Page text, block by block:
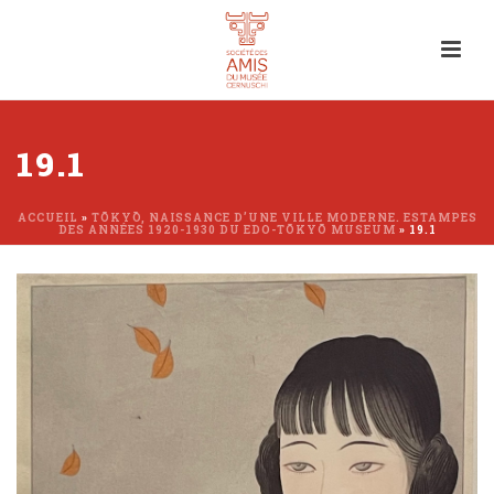
19.1
ACCUEIL » TŌKYŌ, NAISSANCE D’UNE VILLE MODERNE. ESTAMPES
DES ANNÉES 1920-1930 DU EDO-TŌKYŌ MUSEUM » 19.1